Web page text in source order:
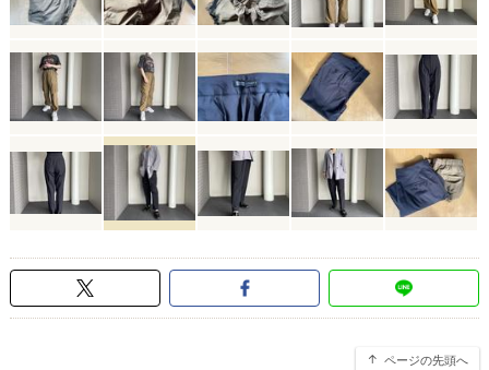
ページの先頭へ